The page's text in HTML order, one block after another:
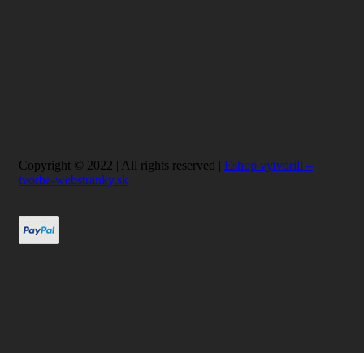
Copyright © 2022 | All rights reserved | Eshop vytvorili –
tvorba-webstranky.sk